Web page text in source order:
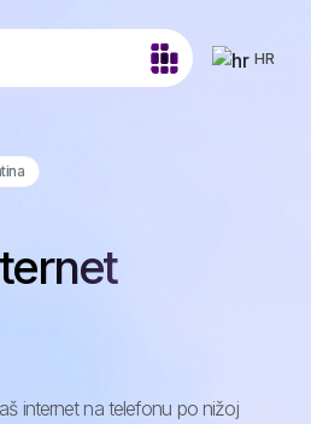
HR
internet na telefonu po nižoj